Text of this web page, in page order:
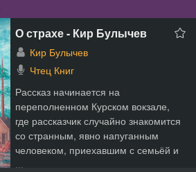
О страхе - Кир Булычев
Кир Булычев
Чтец Книг
Рассказ начинается на
переполненном Курском вокзале,
где рассказчик случайно знакомится
со странным, явно напуганным
человеком, приехавшим с семьёй и
...